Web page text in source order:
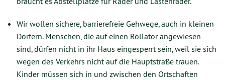
Wir wollen sichere, barrierefreie Gehwege, auch in kleinen
Dörfern. Menschen, die auf einen Rollator angewiesen
sind, dürfen nicht in ihr Haus eingesperrt sein, weil sie sich
wegen des Verkehrs nicht auf die Hauptstraße trauen.
Kinder müssen sich in und zwischen den Ortschaften